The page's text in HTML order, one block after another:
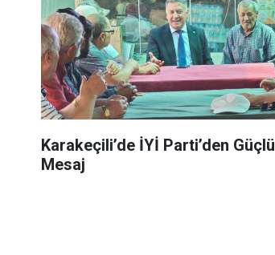
Karakeçili’de İYİ Parti’den Güçlü
Mesaj